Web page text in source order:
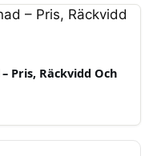
Pris, Räckvidd Och